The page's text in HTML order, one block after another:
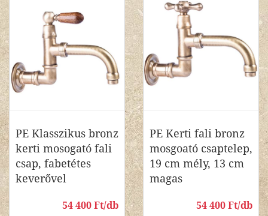
PE Klasszikus bronz
kerti mosogató fali
csap, fabetétes
keverővel
54 400 Ft/db
PE Kerti fali bronz
mosgoató csaptelep,
19 cm mély, 13 cm
magas
54 400 Ft/db